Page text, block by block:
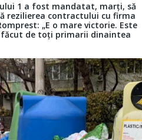
1 a fost mandatat, marți, să
rezilierea contractului cu firma
„E o mare victorie. Este
făcut de toți primarii dinaintea